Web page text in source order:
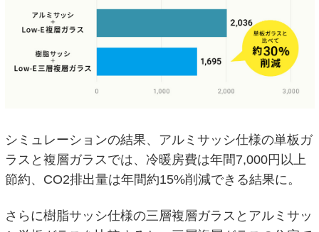
シミュレーションの結果、アルミサッシ仕様の単板ガ
ラスと複層ガラスでは、冷暖房費は年間7,000円以上
節約、CO2排出量は年間約15%削減できる結果に。
さらに樹脂サッシ仕様の三層複層ガラスとアルミサッ